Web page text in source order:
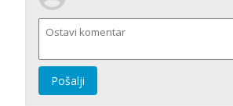
Pošalji